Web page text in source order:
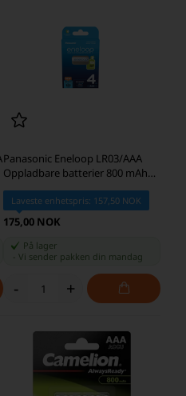
Panasonic Eneloop LR03/AAA
Oppladbare batterier 800 mAh
BK-4MCDE/4BE
Laveste enhetspris: 157,50 NOK
175,00 NOK
På lager
Vi sender pakken din mandag
- +